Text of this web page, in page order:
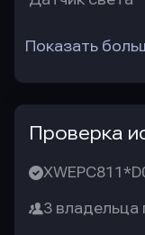
Показать
Проверка
3